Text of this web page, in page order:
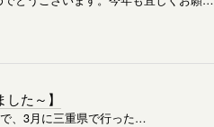
た～】
、3月に三重県で行った…